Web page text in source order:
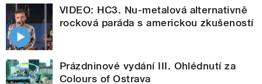
VIDEO: HC3. Nu-metalová alternativně
rocková paráda s americkou zkušeností
Prázdninové vydání III. Ohlédnutí za
Colours of Ostrava